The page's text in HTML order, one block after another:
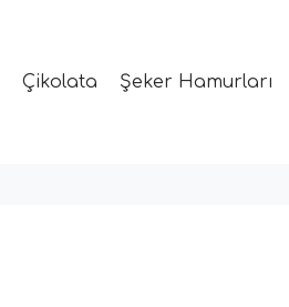
Çikolata Şeker Hamurları